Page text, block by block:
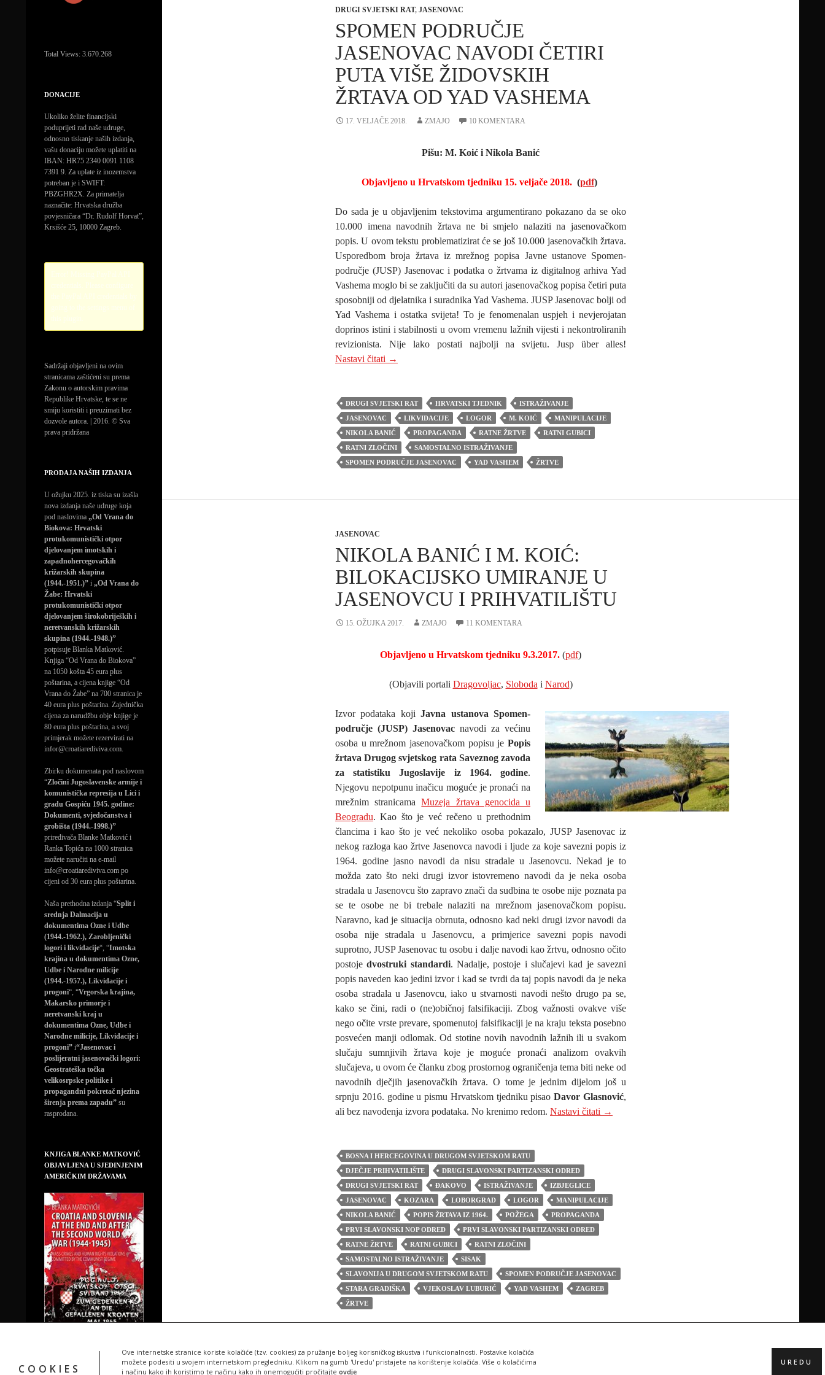
COOKIES
Ove internetske stranice koriste kolačiće (tzv. cookies) za pružanje boljeg korisničkog iskustva i funkcionalnosti. Postavke kolačića
možete podesiti u svojem internetskom pregledniku. Klikom na gumb 'Uredu' pristajete na korištenje kolačića. Više o kolačićima
i načinu kako ih koristimo te načinu kako ih onemogućiti pročitajte ovdje
UREDU
DRUGI SVJETSKI RAT, JASENOVAC
SPOMEN PODRUČJE
JASENOVAC NAVODI ČETIRI
PUTA VIŠE ŽIDOVSKIH
ŽRTAVA OD YAD VASHEMA
17. VELJAČE 2018. ZMAJO 10 KOMENTARA
Pišu: M. Koić i Nikola Banić
Objavljeno u Hrvatskom tjedniku 15. veljače 2018. (pdf)
Do sada je u objavljenim tekstovima argumentirano pokazano da se oko
10.000 imena navodnih žrtava ne bi smjelo nalaziti na jasenovačkom
popis. U ovom tekstu problematizirat će se još 10.000 jasenovačkih žrtava.
Usporedbom broja žrtava iz mrežnog popisa Javne ustanove Spomen-
područje (JUSP) Jasenovac i podatka o žrtvama iz digitalnog arhiva Yad
Vashema moglo bi se zaključiti da su autori jasenovačkog popisa četiri puta
sposobniji od djelatnika i suradnika Yad Vashema. JUSP Jasenovac bolji od
Yad Vashema i ostatka svijeta! To je fenomenalan uspjeh i nevjerojatan
doprinos istini i stabilnosti u ovom vremenu lažnih vijesti i nekontroliranih
revizionista. Nije lako postati najbolji na svijetu. Jusp über alles!
Nastavi čitati Spomen područje Jasenovac navodi četiri puta više židovskih žrtava od Yad Vashema
→
DRUGI SVJETSKI RAT HRVATSKI TJEDNIK
ISTRAŽIVANJE
JASENOVAC
LIKVIDACIJE LOGOR M. KOIĆ
MANIPULACIJE
NIKOLA BANIĆ
PROPAGANDA RATNE ŽRTVE
RATNI GUBICI
RATNI ZLOČINI
SAMOSTALNO ISTRAŽIVANJE
SPOMEN PODRUČJE JASENOVAC
YAD VASHEM ŽRTVE
JASENOVAC
NIKOLA BANIĆ I M. KOIĆ:
BILOKACIJSKO UMIRANJE U
JASENOVCU I PRIHVATILIŠTU
15. OŽUJKA 2017. ZMAJO 11 KOMENTARA
Objavljeno u Hrvatskom tjedniku 9.3.2017. (pdf)
(Objavili portali Dragovoljac, Sloboda i Narod)
Izvor podataka kojiJavna ustanova Spomen-
područje (JUSP) Jasenovac navodi za većinu
osoba u mrežnom jasenovačkom popisu je Popis
žrtava Drugog svjetskog rata Saveznog zavoda
za statistiku Jugoslavije iz 1964. godine.
Njegovu nepotpunu inačicu moguće je pronaći na
mrežnim stranicamaMuzeja žrtava genocida u
Beogradu. Kao što je već rečeno u prethodnim
člancima i kao što je već nekoliko osoba pokazalo, JUSP Jasenovac iz
nekog razloga kao žrtve Jasenovca navodi i ljude za koje savezni popis iz
1964. godine jasno navodi da nisu stradale u Jasenovcu. Nekad je to
možda zato što neki drugi izvor istovremeno navodi da je neka osoba
stradala u Jasenovcu što zapravo znači da sudbina te osobe nije poznata pa
se te osobe ne bi trebale nalaziti na mrežnom jasenovačkom popisu.
Naravno, kad je situacija obrnuta, odnosno kad neki drugi izvor navodi da
osoba nije stradala u Jasenovcu, a primjerice savezni popis navodi
suprotno, JUSP Jasenovac tu osobu i dalje navodi kao žrtvu, odnosno očito
postojedvostruki standardi. Nadalje, postoje i slučajevi kad je savezni
popis naveden kao jedini izvor i kad se tvrdi da taj popis navodi da je neka
osoba stradala u Jasenovcu, iako u stvarnosti navodi nešto drugo pa se,
kako se čini, radi o (ne)običnoj falsifikaciji. Zbog važnosti ovakve više
nego očite vrste prevare, spomenutoj falsifikaciji je na kraju teksta posebno
posvećen manji odlomak. Od stotine novih navodnih lažnih ili u svakom
slučaju sumnjivih žrtava koje je moguće pronaći analizom ovakvih
slučajeva, u ovom će članku zbog prostornog ograničenja tema biti neke od
navodnih dječjih jasenovačkih žrtava. O tome je jednim dijelom još u
srpnju 2016. godine u pismu Hrvatskom tjedniku pisaoDavor Glasnović,
ali bez navođenja izvora podataka. No krenimo redom. Nastavi čitati NIKOLA BANIĆ I M. KOIĆ: Bilokacijsko umiranje u
→
BOSNA I HERCEGOVINA U DRUGOM SVJETSKOM RATU
DJEČJE PRIHVATILIŠTE
DRUGI SLAVONSKI PARTIZANSKI ODRED
DRUGI SVJETSKI RAT
ĐAKOVO ISTRAŽIVANJE
IZBJEGLICE
JASENOVAC
KOZARA LOBORGRAD LOGOR
MANIPULACIJE
NIKOLA BANIĆ
POPIS ŽRTAVA IZ 1964. POŽEGA
PROPAGANDA
PRVI SLAVONSKI NOP ODRED
PRVI SLAVONSKI PARTIZANSKI ODRED
RATNE ŽRTVE
RATNI GUBICI
RATNI ZLOČINI
SAMOSTALNO ISTRAŽIVANJE
SISAK
SLAVONIJA U DRUGOM SVJETSKOM RATU
SPOMEN PODRUČJE JASENOVAC
STARA GRADIŠKA
VJEKOSLAV LUBURIĆ YAD VASHEM
ZAGREB
ŽRTVE
Total Views: 3.670.268
DONACIJE
Ukoliko želite financijski
poduprijeti rad naše udruge,
odnosno tiskanje naših izdanja,
vašu donaciju možete uplatiti na
IBAN: HR75 2340 0091 1108
7391 9. Za uplate iz inozemstva
potreban je i SWIFT:
PBZGHR2X. Za primatelja
naznačite: Hrvatska družba
povjesničara “Dr. Rudolf Horvat”,
Krsišće 25, 10000 Zagreb.
Sadržaji objavljeni na ovim
stranicama zaštićeni su prema
Zakonu o autorskim pravima
Republike Hrvatske, te se ne
smiju koristiti i preuzimati bez
dozvole autora. | 2016. © Sva
prava pridržana
PRODAJA NAŠIH IZDANJA
U ožujku 2025. iz tiska su izašla
nova izdanja naše udruge koja
pod naslovima „Od Vrana do
Biokova: Hrvatski
protukomunistički otpor
djelovanjem imotskih i
zapadnohercegovačkih
križarskih skupina
(1944.-1951.)” i „Od Vrana do
Žabe: Hrvatski
protukomunistički otpor
djelovanjem širokobrijeških i
neretvanskih križarskih
skupina (1944.-1948.)”
potpisuje Blanka Matković.
Knjiga “Od Vrana do Biokova”
na 1050 košta 45 eura plus
poštarina, a cijena knjige “Od
Vrana do Žabe” na 700 stranica je
40 eura plus poštarina. Zajednička
cijena za narudžbu obje knjige je
80 eura plus poštarina, a svoj
primjerak možete rezervirati na
infor@croatiarediviva.com.
Zbirku dokumenata pod naslovom
“Zločini Jugoslavenske armije i
komunistička represija u Lici i
gradu Gospiću 1945. godine:
Dokumenti, svjedočanstva i
grobišta (1944.-1998.)”
priređivača Blanke Matković i
Ranka Topića na 1000 stranica
možete naručiti na e-mail
info@croatiarediviva.com po
cijeni od 30 eura plus poštarina.
Naša prethodna izdanja “Split i
srednja Dalmacija u
dokumentima Ozne i Udbe
(1944.-1962.), Zarobljenički
logori i likvidacije“, “Imotska
krajina u dokumentima Ozne,
Udbe i Narodne milicije
(1944.-1957.), Likvidacije i
progoni“, “Vrgorska krajina,
Makarsko primorje i
neretvanski kraj u
dokumentima Ozne, Udbe i
Narodne milicije, Likvidacije i
progoni” i“Jasenovac i
poslijeratni jasenovački logori:
Geostrateška točka
velikosrpske politike i
propagandni pokretač njezina
širenja prema zapadu” su
rasprodana.
KNJIGA BLANKE MATKOVIĆ
OBJAVLJENA U SJEDINJENIM
AMERIČKIM DRŽAVAMA